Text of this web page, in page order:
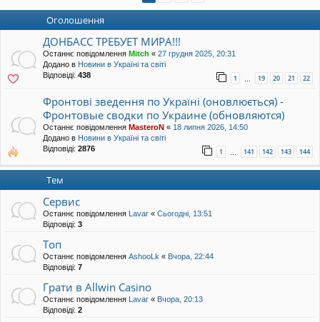
уп
Оголошення
ДОНБАСС ТРЕБУЕТ МИРА!!!
Останнє повідомлення Mitch « 27 грудня 2025, 20:31
Додано в Новини в Україні та світі
Відповіді: 438 1 … 19 20 21 22
Фронтові зведення по Україні (оновлюється) -
Фронтовые сводки по Украине (обновляются)
Останнє повідомлення MasteroN « 18 липня 2026, 14:50
Додано в Новини в Україні та світі
Відповіді: 2876 1 … 141 142 143 144
Тем
Сервис
Останнє повідомлення Lavar « Сьогодні, 13:51
Відповіді: 3
Топ
Останнє повідомлення AshooLk « Вчора, 22:44
Відповіді: 7
Грати в Allwin Casino
Останнє повідомлення Lavar « Вчора, 20:13
Відповіді: 2